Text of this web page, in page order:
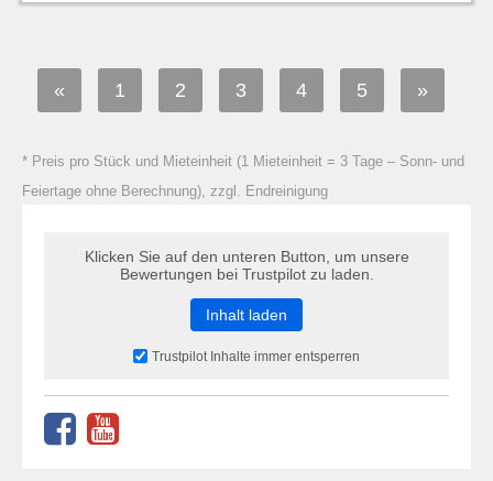
« 1 2 3 4 5 »
* Preis pro Stück und Mieteinheit (1 Mieteinheit = 3 Tage – Sonn- und
Feiertage ohne Berechnung), zzgl. Endreinigung
Klicken Sie auf den unteren Button, um unsere
Bewertungen bei Trustpilot zu laden.
Inhalt laden
Trustpilot Inhalte immer entsperren